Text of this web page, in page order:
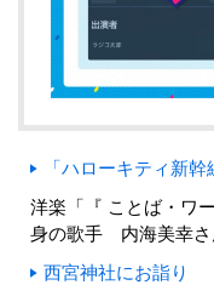
「ハローキティ新
洋楽「『 ことば・ワ
身の歌手 内海美幸さ
西宮神社にお詣り